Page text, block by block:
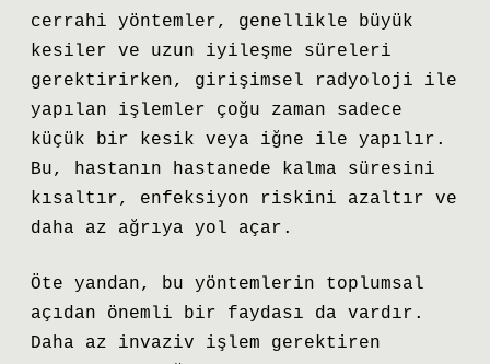
cerrahi yöntemler, genellikle büyük
kesiler ve uzun iyileşme süreleri
gerektirirken, girişimsel radyoloji ile
yapılan işlemler çoğu zaman sadece
küçük bir kesik veya iğne ile yapılır.
Bu, hastanın hastanede kalma süresini
kısaltır, enfeksiyon riskini azaltır ve
daha az ağrıya yol açar.
Öte yandan, bu yöntemlerin toplumsal
açıdan önemli bir faydası da vardır.
Daha az invaziv işlem gerektiren